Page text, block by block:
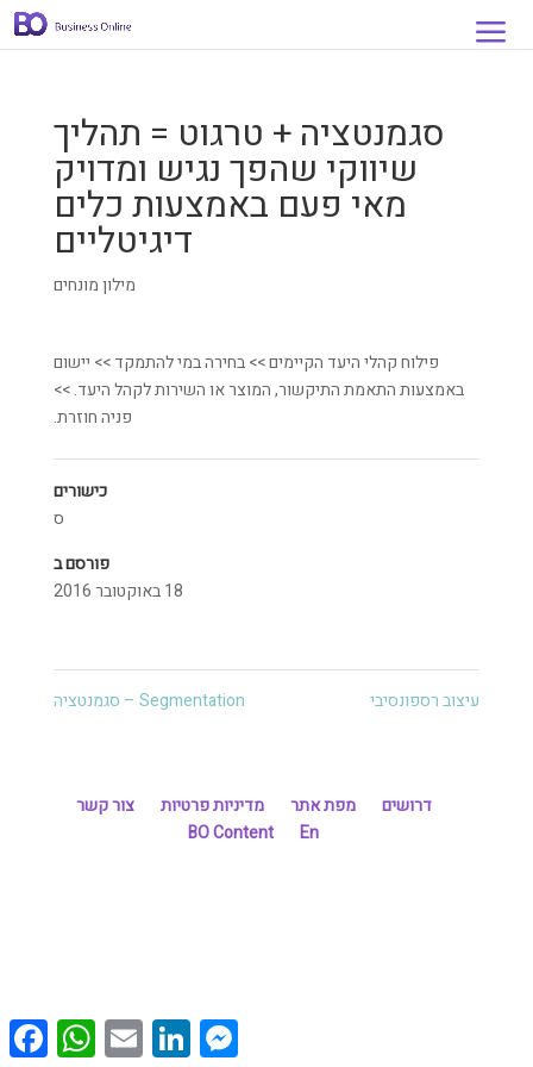
סגמנטציה + טרגוט = תהליך
שיווקי שהפך נגיש ומדויק
מאי פעם באמצעות כלים
דיגיטליים
מילון מונחים
פילוח קהלי היעד הקיימים >> בחירה במי להתמקד >> יישום
באמצעות התאמת התיקשור, המוצר או השירות לקהל היעד. >>
פניה חוזרת.
כישורים
ס
פורסם ב
18 באוקטובר 2016
Segmentation – סגמנטציה עיצוב רספונסיבי
דרושים מפת אתר מדיניות פרטיות
צור קשר
En
BO Content
WhatsApp EmailLinkedIn
Messenger